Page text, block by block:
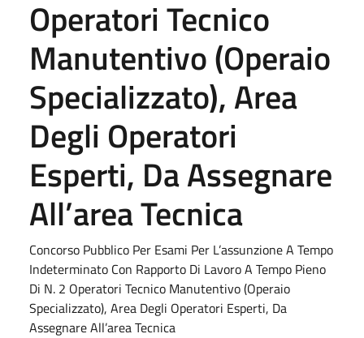
Operatori Tecnico
Manutentivo (Operaio
Specializzato), Area
Degli Operatori
Esperti, Da Assegnare
All’area Tecnica
Concorso Pubblico Per Esami Per L’assunzione A Tempo
Indeterminato Con Rapporto Di Lavoro A Tempo Pieno
Di N. 2 Operatori Tecnico Manutentivo (Operaio
Specializzato), Area Degli Operatori Esperti, Da
Assegnare All’area Tecnica